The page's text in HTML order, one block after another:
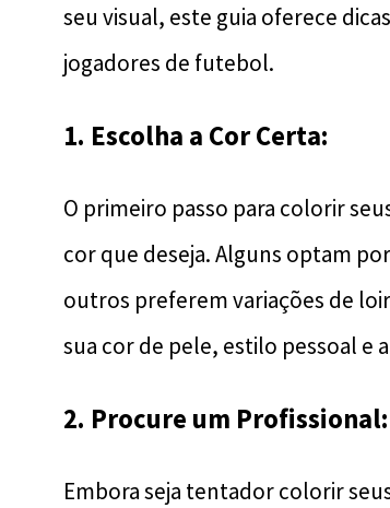
seu visual, este guia oferece
jogadores de futebol.
1. Escolha a Cor Certa:
O primeiro passo para colorir
cor que deseja. Alguns optam
outros preferem variações de
sua cor de pele, estilo pessoal e
2. Procure um Profissional:
Embora seja tentador colorir